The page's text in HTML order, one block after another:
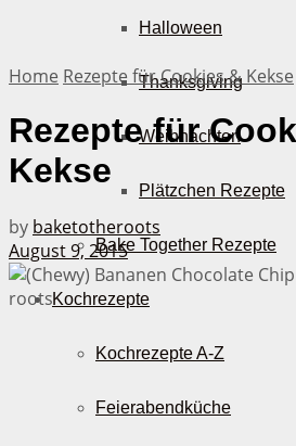
Halloween
Thanksgiving
Weihnachten
Plätzchen Rezepte
Bake Together Rezepte
Kochrezepte
Kochrezepte A-Z
Feierabendküche
Home Rezepte für Cookies & Kekse
Rezepte für
Kekse
by baketotheroots
August 9, 2015